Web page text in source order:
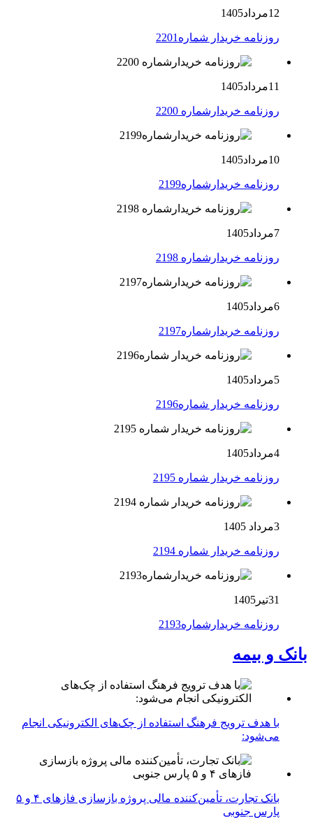
12مرداد1405
روزنامه خریدار شماره2201
11مرداد1405
روزنامه خریدارشماره 2200
10مرداد1405
روزنامه خریدارشماره2199
7مرداد1405
روزنامه خریدارشماره 2198
6مرداد1405
روزنامه خریدارشماره2197
5مرداد1405
روزنامه خریدار شماره2196
4مرداد1405
روزنامه خریدار شماره 2195
3مرداد 1405
روزنامه خریدار شماره 2194
31تیر1405
روزنامه خریدارشماره2193
بانک و بیمه
با هدف ترویج فرهنگ استفاده از چک‌های الکترونیکی انجام
می‌شود:
بانک تجارت، تأمین‌کننده مالی پروژه بازسازی فازهای ۴ و ۵
پارس جنوبی